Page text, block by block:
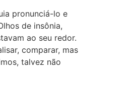
pronunciá-lo e
de insônia,
ao seu redor.
comparar, mas
talvez não